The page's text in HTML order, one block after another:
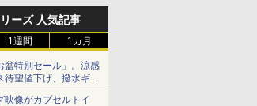
ーズ 人気記事
1週間 1カ月
盆特別セール」。涼感
待望値下げ、撥水ギア
映像がカプセルトイ